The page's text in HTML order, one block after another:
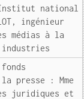
Institut national
ingénieur
médias à la
industries
presse : Mme
juridiques et